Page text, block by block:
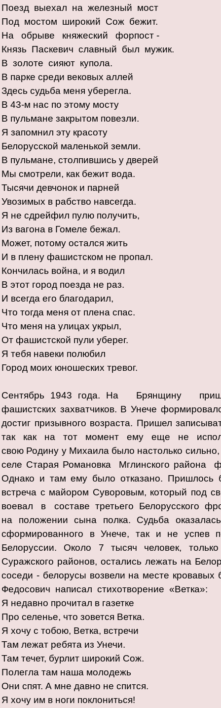
Поезд выехал на железный мост
Под мостом широкий Сож бежит.
На обрыве княжеский форпост -
Князь Паскевич славный был мужик.
В золоте сияют купола.
В парке среди вековых аллей
Здесь судьба меня уберегла.
В 43-м нас по этому мосту
В пульмане закрытом повезли.
Я запомнил эту красоту
Белорусской маленькой земли.
В пульмане, столпившись у дверей
Мы смотрели, как бежит вода.
Тысячи девчонок и парней
Увозимых в рабство навсегда.
Я не сдрейфил пулю получить,
Из вагона в Гомеле бежал.
Может, потому остался жить
И в плену фашистском не пропал.
Кончилась война, и я водил
В этот город поезда не раз.
И всегда его благодарил,
Что тогда меня от плена спас.
Что меня на улицах укрыл,
От фашистской пули уберег.
Я тебя навеки полюбил
Город моих юношеских тревог.
Сентябрь 1943 года. На Брянщину
фашистских захватчиков. В Унече
достиг призывного возраста. Пришел
так как на тот момент ему еще не
свою Родину у Михаила было настолько
селе Старая Романовка Мглинского района
Однако и там ему было отказано.
встреча с майором Суворовым, который под
воевал в составе третьего Белорусского
на положении сына полка. Судьба
сформированного в Унече, так и не успев
Белоруссии. Около 7 тысяч человек,
Суражского районов, остались лежать на
соседи - белорусы возвели на месте
Федосович написал стихотворение «Ветка»:
Я недавно прочитал в газетке
Про селенье, что зовется Ветка.
Я хочу с тобою, Ветка, встречи
Там лежат ребята из Унечи.
Там течет, бурлит широкий Сож.
Полегла там наша молодежь
Они спят. А мне давно не спится.
Я хочу им в ноги поклониться!